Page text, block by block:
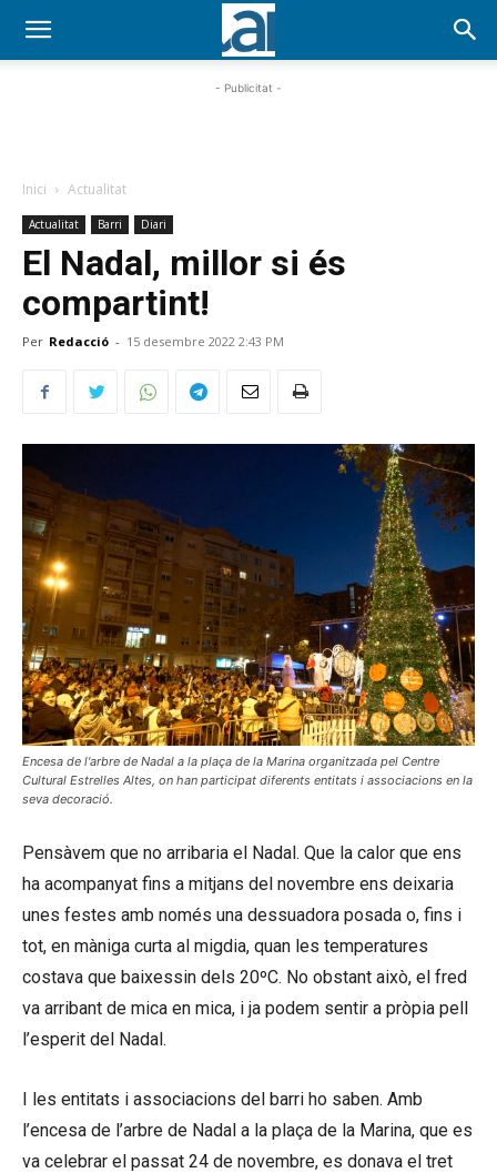
- Publicitat -
Inici Actualitat
Actualitat Barri Diari
El Nadal, millor si és
compartint!
Per Redacció - 15 desembre 2022 2:43 PM
Encesa de l'arbre de Nadal a la plaça de la Marina organitzada pel Centre
Cultural Estrelles Altes, on han participat diferents entitats i associacions en la
seva decoració.
Pensàvem que no arribaria el Nadal. Que la calor que ens
ha acompanyat fins a mitjans del novembre ens deixaria
unes festes amb només una dessuadora posada o, fins i
tot, en màniga curta al migdia, quan les temperatures
costava que baixessin dels 20ºC. No obstant això, el fred
va arribant de mica en mica, i ja podem sentir a pròpia pell
l’esperit del Nadal.
I les entitats i associacions del barri ho saben. Amb
l’encesa de l’arbre de Nadal a la plaça de la Marina, que es
va celebrar el passat 24 de novembre, es donava el tret